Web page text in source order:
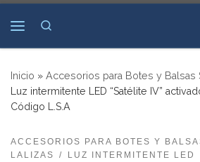
Saltar al contenido
Inicio » Accesorios para Botes y Balsas
Luz intermitente LED “Satélite IV”
Código L.S.A
ACCESORIOS PARA BOTES Y
LALIZAS
LUZ INTERMITENTE LED